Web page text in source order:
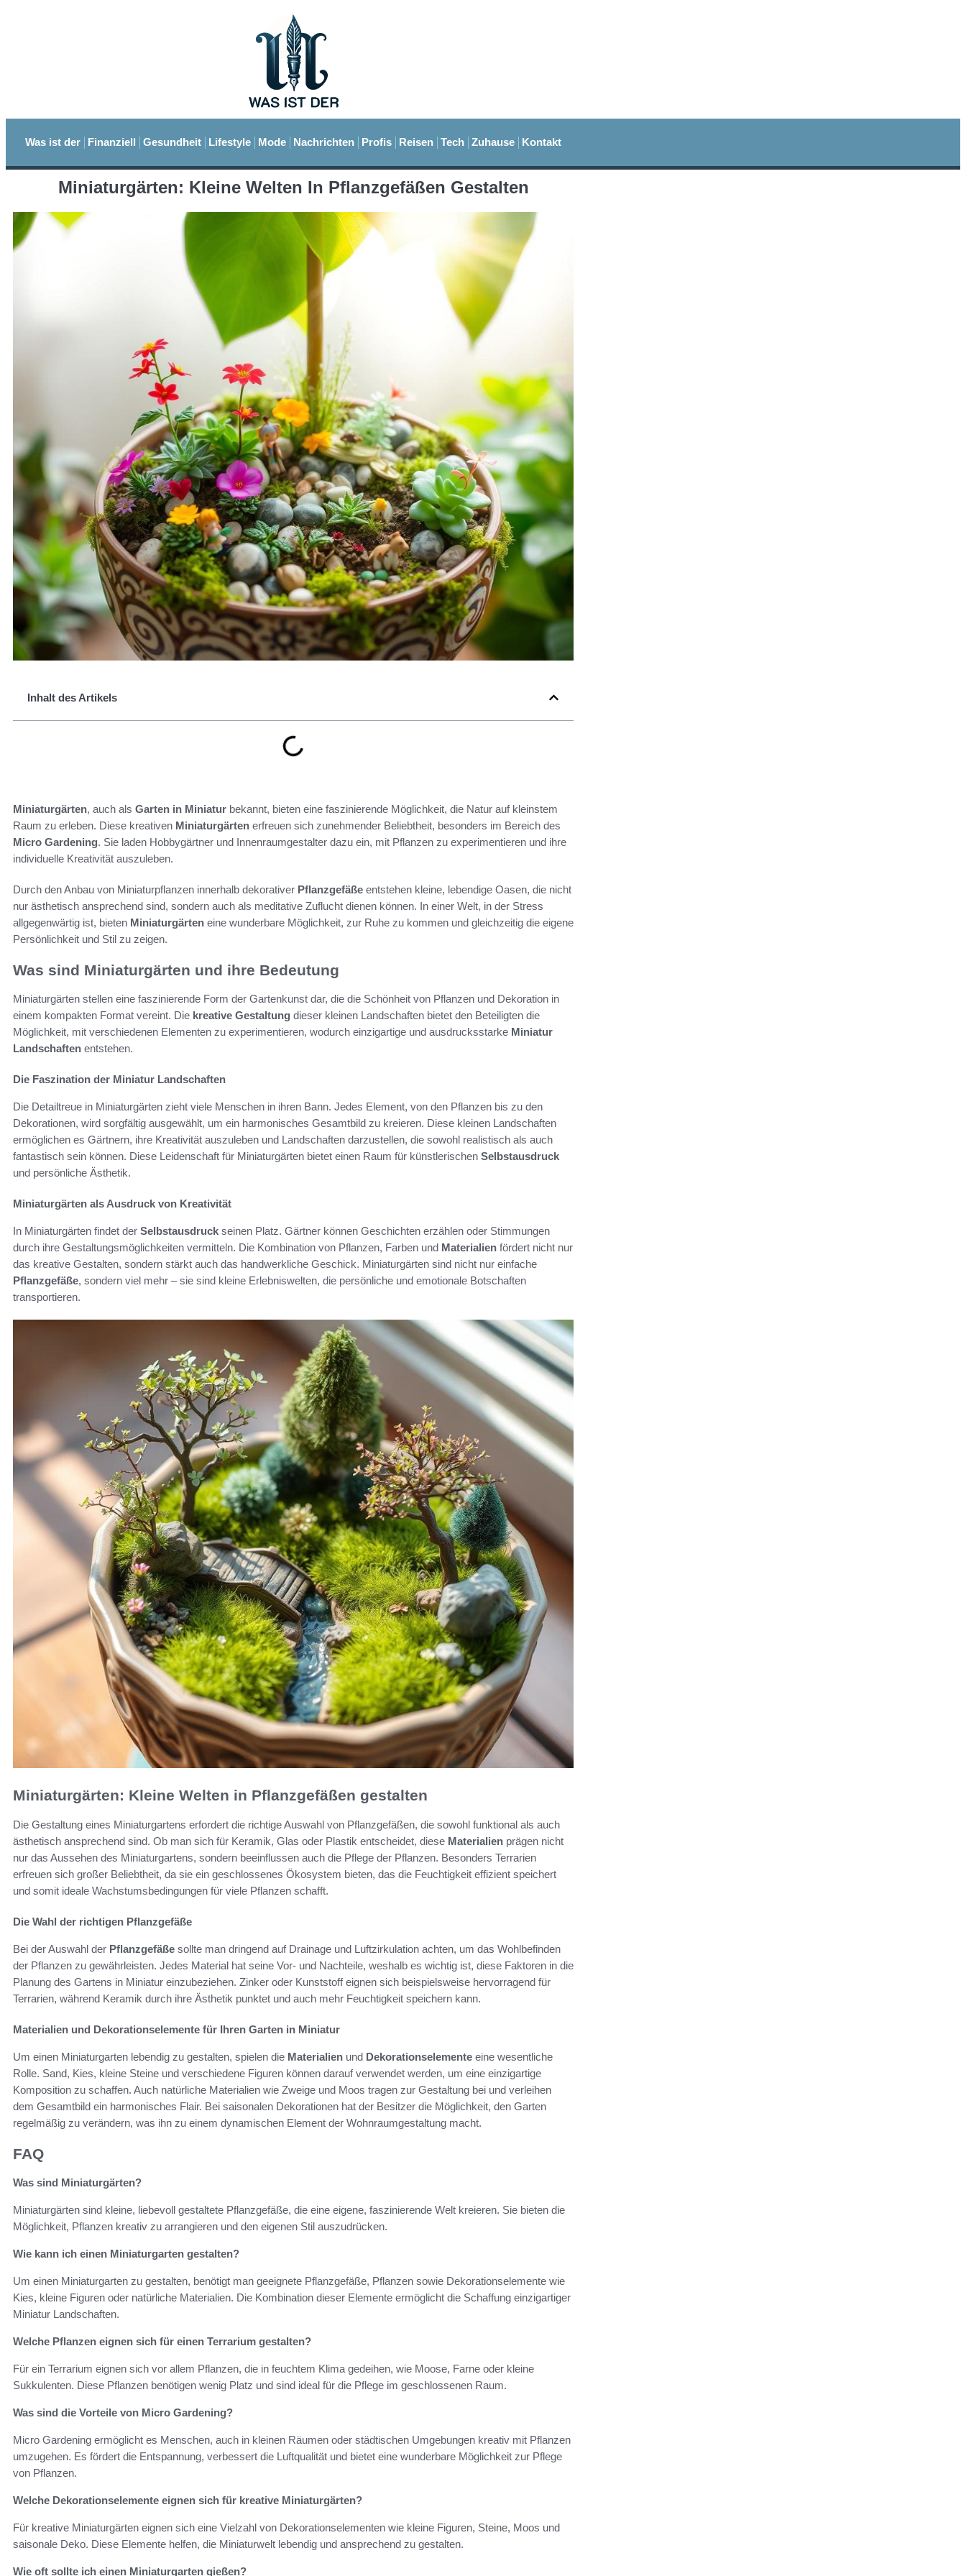
Was ist der Finanziell Gesundheit Lifestyle Mode Nachrichten Profis Reisen Tech Zuhause Kontakt
Miniaturgärten: Kleine Welten In Pflanzgefäßen Gestalten
Inhalt des Artikels
Miniaturgärten, auch als Garten in Miniatur bekannt, bieten eine faszinierende Möglichkeit, die Natur auf kleinstem
Raum zu erleben. Diese kreativen Miniaturgärten erfreuen sich zunehmender Beliebtheit, besonders im Bereich des
Micro Gardening. Sie laden Hobbygärtner und Innenraumgestalter dazu ein, mit Pflanzen zu experimentieren und ihre
individuelle Kreativität auszuleben.
Durch den Anbau von Miniaturpflanzen innerhalb dekorativer Pflanzgefäße entstehen kleine, lebendige Oasen, die nicht
nur ästhetisch ansprechend sind, sondern auch als meditative Zuflucht dienen können. In einer Welt, in der Stress
allgegenwärtig ist, bieten Miniaturgärten eine wunderbare Möglichkeit, zur Ruhe zu kommen und gleichzeitig die eigene
Persönlichkeit und Stil zu zeigen.
Was sind Miniaturgärten und ihre Bedeutung
Miniaturgärten stellen eine faszinierende Form der Gartenkunst dar, die die Schönheit von Pflanzen und Dekoration in
einem kompakten Format vereint. Die kreative Gestaltung dieser kleinen Landschaften bietet den Beteiligten die
Möglichkeit, mit verschiedenen Elementen zu experimentieren, wodurch einzigartige und ausdrucksstarke Miniatur
Landschaften entstehen.
Die Faszination der Miniatur Landschaften
Die Detailtreue in Miniaturgärten zieht viele Menschen in ihren Bann. Jedes Element, von den Pflanzen bis zu den
Dekorationen, wird sorgfältig ausgewählt, um ein harmonisches Gesamtbild zu kreieren. Diese kleinen Landschaften
ermöglichen es Gärtnern, ihre Kreativität auszuleben und Landschaften darzustellen, die sowohl realistisch als auch
fantastisch sein können. Diese Leidenschaft für Miniaturgärten bietet einen Raum für künstlerischen Selbstausdruck
und persönliche Ästhetik.
Miniaturgärten als Ausdruck von Kreativität
In Miniaturgärten findet der Selbstausdruck seinen Platz. Gärtner können Geschichten erzählen oder Stimmungen
durch ihre Gestaltungsmöglichkeiten vermitteln. Die Kombination von Pflanzen, Farben und Materialien fördert nicht nur
das kreative Gestalten, sondern stärkt auch das handwerkliche Geschick. Miniaturgärten sind nicht nur einfache
Pflanzgefäße, sondern viel mehr – sie sind kleine Erlebniswelten, die persönliche und emotionale Botschaften
transportieren.
Miniaturgärten: Kleine Welten in Pflanzgefäßen gestalten
Die Gestaltung eines Miniaturgartens erfordert die richtige Auswahl von Pflanzgefäßen, die sowohl funktional als auch
ästhetisch ansprechend sind. Ob man sich für Keramik, Glas oder Plastik entscheidet, diese Materialien prägen nicht
nur das Aussehen des Miniaturgartens, sondern beeinflussen auch die Pflege der Pflanzen. Besonders Terrarien
erfreuen sich großer Beliebtheit, da sie ein geschlossenes Ökosystem bieten, das die Feuchtigkeit effizient speichert
und somit ideale Wachstumsbedingungen für viele Pflanzen schafft.
Die Wahl der richtigen Pflanzgefäße
Bei der Auswahl der Pflanzgefäße sollte man dringend auf Drainage und Luftzirkulation achten, um das Wohlbefinden
der Pflanzen zu gewährleisten. Jedes Material hat seine Vor- und Nachteile, weshalb es wichtig ist, diese Faktoren in die
Planung des Gartens in Miniatur einzubeziehen. Zinker oder Kunststoff eignen sich beispielsweise hervorragend für
Terrarien, während Keramik durch ihre Ästhetik punktet und auch mehr Feuchtigkeit speichern kann.
Materialien und Dekorationselemente für Ihren Garten in Miniatur
Um einen Miniaturgarten lebendig zu gestalten, spielen die Materialien und Dekorationselemente eine wesentliche
Rolle. Sand, Kies, kleine Steine und verschiedene Figuren können darauf verwendet werden, um eine einzigartige
Komposition zu schaffen. Auch natürliche Materialien wie Zweige und Moos tragen zur Gestaltung bei und verleihen
dem Gesamtbild ein harmonisches Flair. Bei saisonalen Dekorationen hat der Besitzer die Möglichkeit, den Garten
regelmäßig zu verändern, was ihn zu einem dynamischen Element der Wohnraumgestaltung macht.
FAQ
Was sind Miniaturgärten?
Miniaturgärten sind kleine, liebevoll gestaltete Pflanzgefäße, die eine eigene, faszinierende Welt kreieren. Sie bieten die
Möglichkeit, Pflanzen kreativ zu arrangieren und den eigenen Stil auszudrücken.
Wie kann ich einen Miniaturgarten gestalten?
Um einen Miniaturgarten zu gestalten, benötigt man geeignete Pflanzgefäße, Pflanzen sowie Dekorationselemente wie
Kies, kleine Figuren oder natürliche Materialien. Die Kombination dieser Elemente ermöglicht die Schaffung einzigartiger
Miniatur Landschaften.
Welche Pflanzen eignen sich für einen Terrarium gestalten?
Für ein Terrarium eignen sich vor allem Pflanzen, die in feuchtem Klima gedeihen, wie Moose, Farne oder kleine
Sukkulenten. Diese Pflanzen benötigen wenig Platz und sind ideal für die Pflege im geschlossenen Raum.
Was sind die Vorteile von Micro Gardening?
Micro Gardening ermöglicht es Menschen, auch in kleinen Räumen oder städtischen Umgebungen kreativ mit Pflanzen
umzugehen. Es fördert die Entspannung, verbessert die Luftqualität und bietet eine wunderbare Möglichkeit zur Pflege
von Pflanzen.
Welche Dekorationselemente eignen sich für kreative Miniaturgärten?
Für kreative Miniaturgärten eignen sich eine Vielzahl von Dekorationselementen wie kleine Figuren, Steine, Moos und
saisonale Deko. Diese Elemente helfen, die Miniaturwelt lebendig und ansprechend zu gestalten.
Wie oft sollte ich einen Miniaturgarten gießen?